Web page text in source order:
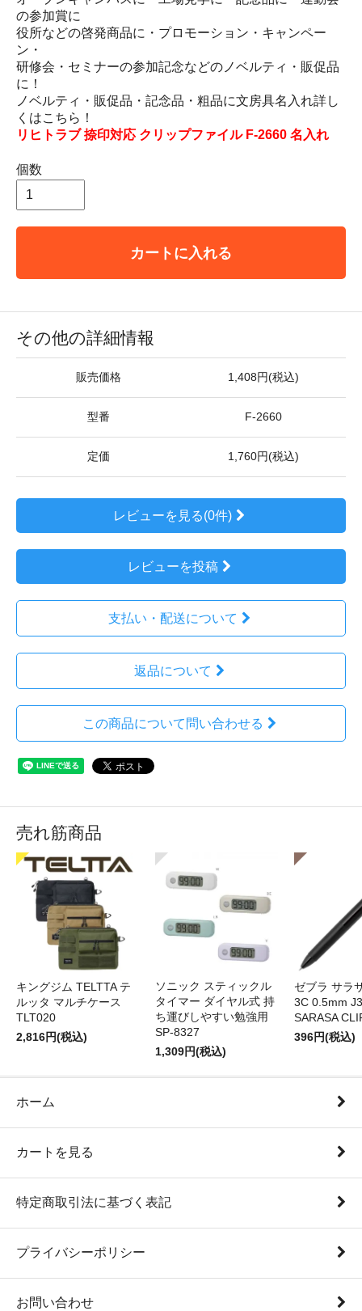
の参加賞に
役所などの啓発商品に・プロモーション・キャンペー
ン・
研修会・セミナーの参加記念などのノベルティ・販促品
に！
ノベルティ・販促品・記念品・粗品に文房具名入れ詳し
くはこちら！
リヒトラブ 捺印対応 クリップファイル F-2660 名入れ
個数
カートに入れる
その他の詳細情報
販売価格 1,408円(税込)
型番 F-2660
定価 1,760円(税込)
レビューを見る(0件)
レビューを投稿
支払い・配送について
返品について
この商品について問い合わせる
売れ筋商品
キングジム TELTTA テ
ルッタ マルチケース
TLT020
2,816円(税込)
ソニック スティックル
タイマー ダイヤル式 持
ち運びしやすい勉強用
SP-8327
1,309円(税込)
ゼブラ サラ
3C 0.5mm
SARASA
396円(税込)
ホーム
カートを見る
特定商取引法に基づく表記
プライバシーポリシー
お問い合わせ